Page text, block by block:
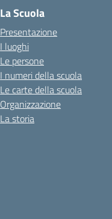
La Scuola
Presentazione
I luoghi
Le persone
I numeri della scuola
Le carte della scuola
Organizzazione
La storia